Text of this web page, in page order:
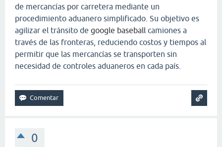
de mercancías por carretera mediante un
procedimiento aduanero simplificado. Su objetivo es
agilizar el tránsito de google baseball camiones a
través de las fronteras, reduciendo costos y tiempos al
permitir que las mercancías se transporten sin
necesidad de controles aduaneros en cada país.
0